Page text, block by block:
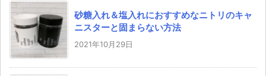
砂糖入れ＆塩入れにおすすめなニトリのキャ
ニスターと固まらない方法
2021年10月29日